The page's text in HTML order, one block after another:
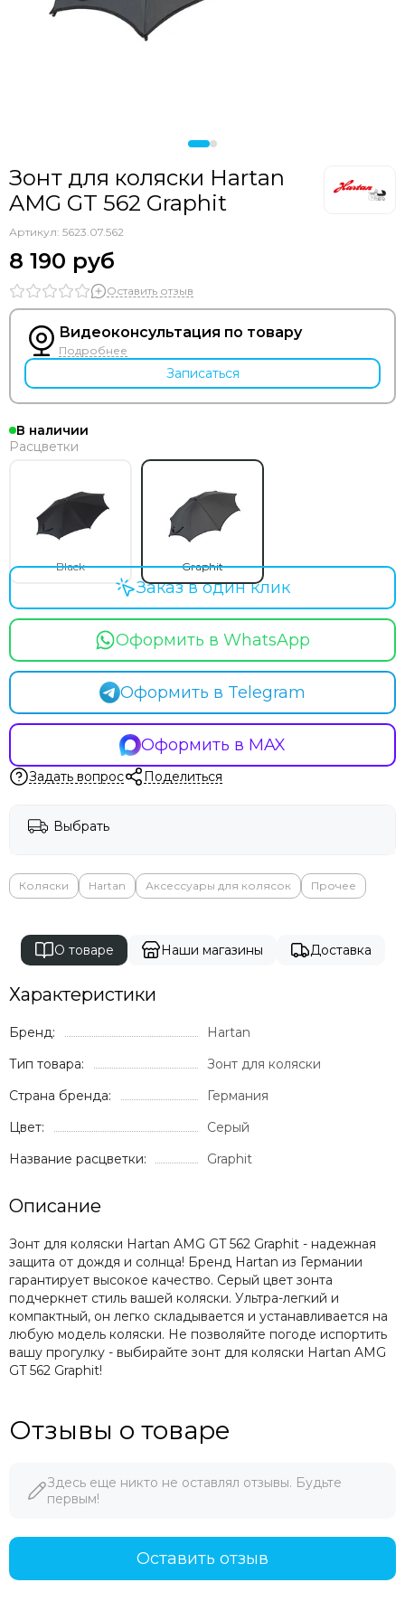
Зонт для коляски Hartan
AMG GT 562 Graphit
Артикул: 5623.07.562
8 190 руб
Оставить отзыв
Видеоконсультация по товару
Подробнее
Записаться
В наличии
Расцветки
Black Graphit
Оформить в WhatsApp
Оформить в Telegram
Оформить в MAX
Заказ в один клик
Задать вопрос Поделиться
Выбрать
Коляски Hartan Аксессуары для колясок Прочее
О товаре Наши магазины Доставка
Характеристики
Бренд:
Hartan
Тип товара:
Зонт для коляски
Страна бренда:
Германия
Цвет:
Серый
Название расцветки:
Graphit
Описание
Зонт для коляски Hartan AMG GT 562 Graphit - надежная
защита от дождя и солнца! Бренд Hartan из Германии
гарантирует высокое качество. Серый цвет зонта
подчеркнет стиль вашей коляски. Ультра-легкий и
компактный, он легко складывается и устанавливается на
любую модель коляски. Не позволяйте погоде испортить
вашу прогулку - выбирайте зонт для коляски Hartan AMG
GT 562 Graphit!
Отзывы о товаре
Здесь еще никто не оставлял отзывы. Будьте
первым!
Оставить отзыв